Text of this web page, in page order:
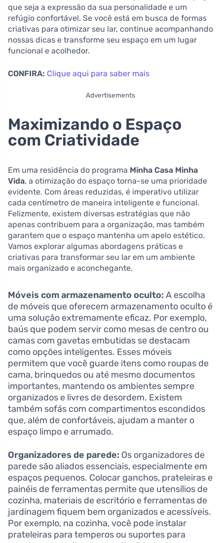
que seja a expressão da sua personalidade e um
refúgio confortável. Se você está em busca de formas
criativas para otimizar seu lar, continue acompanhando
nossas dicas e transforme seu espaço em um lugar
funcional e acolhedor.
CONFIRA: Clique aqui para saber mais
Advertisements
Maximizando o Espaço
com Criatividade
Em uma residência do programa Minha Casa Minha
Vida, a otimização do espaço torna-se uma prioridade
evidente. Com áreas reduzidas, é imperativo utilizar
cada centímetro de maneira inteligente e funcional.
Felizmente, existem diversas estratégias que não
apenas contribuem para a organização, mas também
garantem que o espaço mantenha um apelo estético.
Vamos explorar algumas abordagens práticas e
criativas para transformar seu lar em um ambiente
mais organizado e aconchegante.
Móveis com armazenamento oculto: A escolha
de móveis que oferecem armazenamento oculto é
uma solução extremamente eficaz. Por exemplo,
baús que podem servir como mesas de centro ou
camas com gavetas embutidas se destacam
como opções inteligentes. Esses móveis
permitem que você guarde itens como roupas de
cama, brinquedos ou até mesmo documentos
importantes, mantendo os ambientes sempre
organizados e livres de desordem. Existem
também sofás com compartimentos escondidos
que, além de confortáveis, ajudam a manter o
espaço limpo e arrumado.
Organizadores de parede: Os organizadores de
parede são aliados essenciais, especialmente em
espaços pequenos. Colocar ganchos, prateleiras e
painéis de ferramentas permite que utensílios de
cozinha, materiais de escritório e ferramentas de
jardinagem fiquem bem organizados e acessíveis.
Por exemplo, na cozinha, você pode instalar
prateleiras para temperos ou suportes para